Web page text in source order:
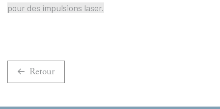
pour des impulsions laser.
Retour